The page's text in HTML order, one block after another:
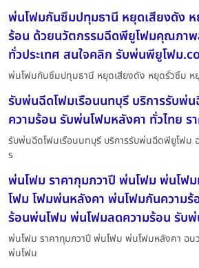
พ่นโฟมกันซึมปทุมธานี หยุดเสียงดัง
ร้อน ด้วยนวัตกรรมฉีดพียูโฟมคุณภา
ทั่วประเทศ สนใจคลิก รับพ่นพียูโฟม
พ่นโฟมกันซึมปทุมธานี หยุดเสียงดัง หยุดรั่วซึม ห
รับพ่นฉีดโฟมเรือนนทบุรี บริการรับพ่
ความร้อน รับพ่นโฟมหลังคา ทั่วไทย ร
รับพ่นฉีดโฟมเรือนนทบุรี บริการรับพ่นฉีดพียูโฟม
ร
พ่นโฟม ราคากุมภวาปี พ่นโฟม พ่นโฟ
โฟม โฟมพ่นหลังคา พ่นโฟมกันความร้
ร้อนพ่นโฟม พ่นโฟมลดความร้อน รับ
พ่นโฟม ราคากุมภวาปี พ่นโฟม พ่นโฟมหลังคา ฉ
พ่นโฟม